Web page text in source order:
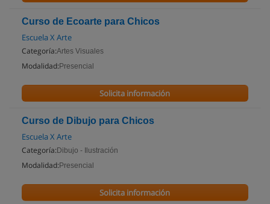
Curso de Ecoarte para Chicos
Escuela X Arte
Categoría:Artes Visuales
Modalidad: Presencial
Solicita información
Curso de Dibujo para Chicos
Escuela X Arte
Categoría: Dibujo - Ilustración
Modalidad: Presencial
Solicita información